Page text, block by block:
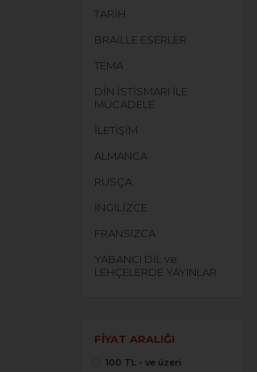
TARİH
BRAİLLE ESERLER
TEMA
DİN İSTİSMARI İLE
MÜCADELE
İLETİŞİM
ALMANCA
RUSÇA
İNGİLİZCE
FRANSIZCA
YABANCI DİL ve
LEHÇELERDE YAYINLAR
FIYAT ARALIĞI
100 TL - ve üzeri